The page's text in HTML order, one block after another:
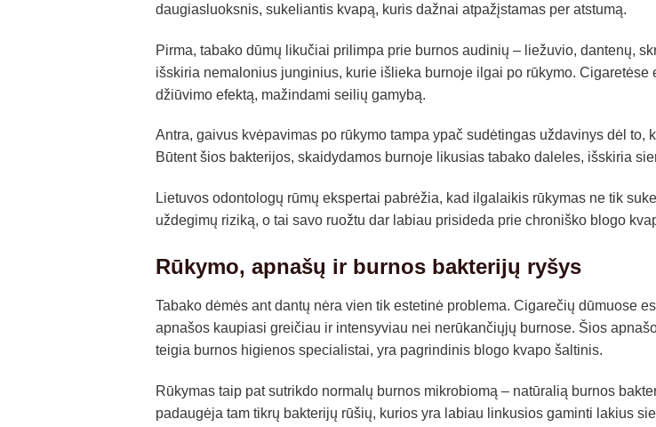
daugiasluoksnis, sukeliantis kvapą, kuris dažnai atpažįstamas per atstumą.
Pirma, tabako dūmų likučiai prilimpa prie burnos audinių – liežuvio, dantenų,
išskiria nemalonius junginius, kurie išlieka burnoje ilgai po rūkymo.
džiūvimo efektą, mažindami seilių gamybą.
Antra, gaivus kvėpavimas po rūkymo tampa ypač sudėtingas uždavinys dėl
Būtent šios bakterijos, skaidydamos burnoje likusias tabako daleles, išskiria
Lietuvos odontologų rūmų ekspertai pabrėžia, kad ilgalaikis rūkymas ne tik
uždegimų riziką, o tai savo ruožtu dar labiau prisideda prie chroniško blogo
Rūkymo, apnašų ir burnos bakterijų ryšys
Tabako dėmės ant dantų nėra vien tik estetinė problema. Cigarečių dūmuose
apnašos kaupiasi greičiau ir intensyviau nei nerūkančiųjų burnose. Šios
teigia burnos higienos specialistai, yra pagrindinis blogo kvapo šaltinis.
Rūkymas taip pat sutrikdo normalų burnos mikrobiomą – natūralią burnos
padaugėja tam tikrų bakterijų rūšių, kurios yra labiau linkusios gaminti lakius